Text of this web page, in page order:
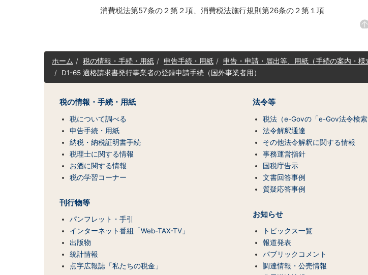
消費税法第57条の２第２項、消費税法施行規則第26条の２第１項
サ
イ
（コ
ホーム 税の情報・手続・用紙 申告手続・用紙 申告・申請・届出等、用紙（手続の案内・様
D1-65 適格請求書発行事業者の登録申請手続（国外事業者用）
税の情報・手続・用紙
税について調べる
申告手続・用紙
納税・納税証明書手続
税理士に関する情報
お酒に関する情報
税の学習コーナー
刊行物等
パンフレット・手引
インターネット番組「Web-TAX-TV」
出版物
統計情報
点字広報誌「私たちの税金」
法令等
税法（e-Govの「e-Gov法令検索
法令解釈通達
その他法令解釈に関する情報
事務運営指針
国税庁告示
文書回答事例
質疑応答事例
お知らせ
トピックス一覧
報道発表
パブリックコメント
調達情報・公売情報